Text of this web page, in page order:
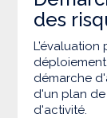
des
démarche
d'un plan
d'activité.